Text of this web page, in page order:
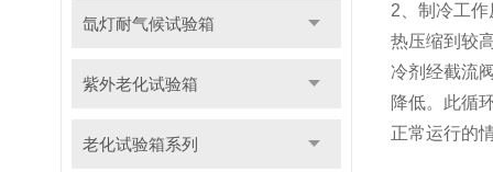
氙灯耐气候试验箱
紫外老化试验箱
老化试验箱系列
2、制冷工
热压缩到较
冷剂经截流
降低。此循
正常运行的